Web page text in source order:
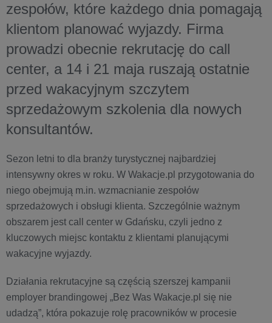
zespołów, które każdego dnia pomagają
klientom planować wyjazdy. Firma
prowadzi obecnie rekrutację do call
center, a 14 i 21 maja ruszają ostatnie
przed wakacyjnym szczytem
sprzedażowym szkolenia dla nowych
konsultantów.
Sezon letni to dla branży turystycznej najbardziej
intensywny okres w roku. W Wakacje.pl przygotowania do
niego obejmują m.in. wzmacnianie zespołów
sprzedażowych i obsługi klienta. Szczególnie ważnym
obszarem jest call center w Gdańsku, czyli jedno z
kluczowych miejsc kontaktu z klientami planującymi
wakacyjne wyjazdy.
Działania rekrutacyjne są częścią szerszej kampanii
employer brandingowej „Bez Was Wakacje.pl się nie
udadzą”, która pokazuje rolę pracowników w procesie